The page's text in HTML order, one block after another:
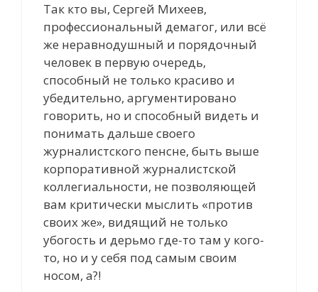
Так кто вы, Сергей Михеев,
профессиональный демагог, или всё
же неравнодушный и порядочный
человек в первую очередь,
способный не только красиво и
убедительно, аргументировано
говорить, но и способный видеть и
понимать дальше своего
журналистского пенсне, быть выше
корпоративной журналистской
коллегиальности, не позволяющей
вам критически мыслить «против
своих же», видящий не только
убогость и дерьмо где-то там у кого-
то, но и у себя под самым своим
носом, а?!